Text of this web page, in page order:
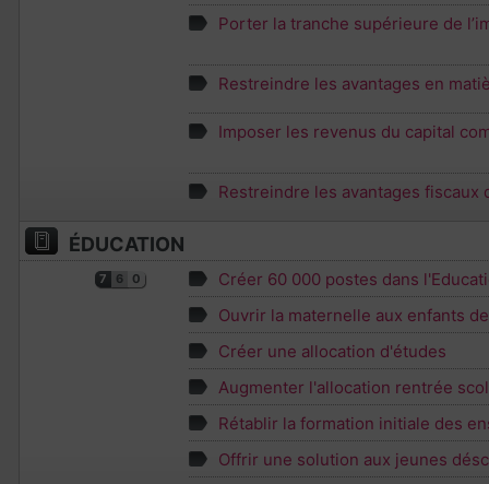
Porter la tranche supérieure de
Restreindre les avantages en
Imposer les revenus du capital
Restreindre les avantages fiscaux
ÉDUCATION
7 6 0
Créer 60 000 postes dans
Ouvrir la maternelle aux enfants
Créer une allocation d'études
Augmenter l'allocation rentrée
Rétablir la formation initiale des
Offrir une solution aux jeunes